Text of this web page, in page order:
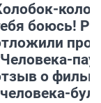
боюсь!
о